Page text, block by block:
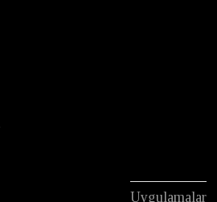
Uygulamalar